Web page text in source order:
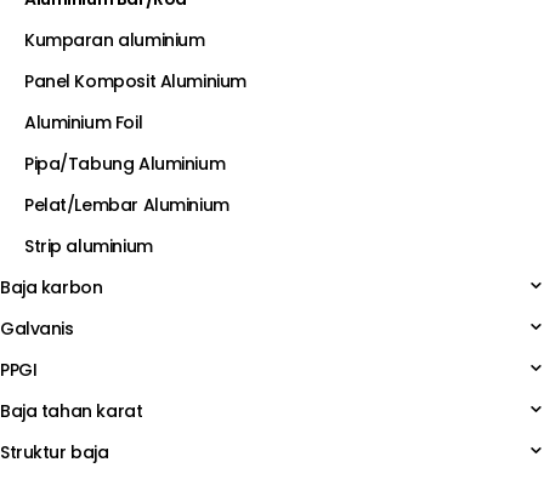
Kumparan aluminium
Panel Komposit Aluminium
Aluminium Foil
Pipa/Tabung Aluminium
Pelat/Lembar Aluminium
Strip aluminium
Baja karbon
Galvanis
PPGI
Baja tahan karat
Struktur baja